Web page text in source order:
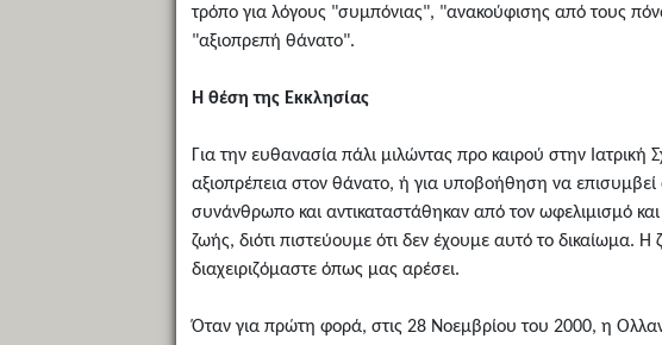
τρόπο για λόγους "συμπόνιας", "ανακούφισης από τους
"αξιοπρεπή θάνατο".
Η θέση της Εκκλησίας
Για την ευθανασία πάλι μιλώντας προ καιρού στην
αξιοπρέπεια στον θάνατο, ή για υποβοήθηση να
συνάνθρωπο και αντικαταστάθηκαν από τον ωφελιμισμό
ζωής, διότι πιστεύουμε ότι δεν έχουμε αυτό το δικαίωμα. Η
διαχειριζόμαστε όπως μας αρέσει.
Όταν για πρώτη φορά, στις 28 Νοεμβρίου του 2000, η